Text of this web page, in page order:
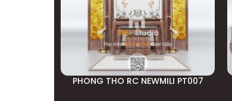
PHONG THO RC NEWMILI PT007